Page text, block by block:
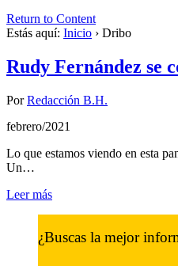
Return to Content
Estás aquí: Inicio › Dribo
Rudy Fernández se
PorRedacción B.H.
febrero/2021
Lo que estamos viendo en esta
Un…
Leer más
¿Buscas la mejor